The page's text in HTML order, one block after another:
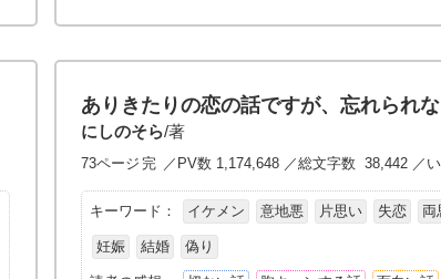
ありきたりの恋の話ですが、忘れられ
にしのそら/著
73ページ 完 ／PV数 1,174,648 ／総文字数 38,442 ／
キーワード： イケメン 意地悪 片思い 失恋 両
妊娠 結婚 偽り